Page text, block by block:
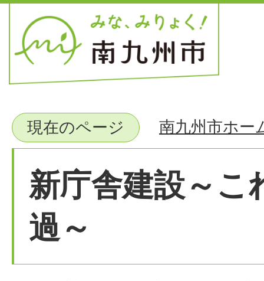
現在のページ 南九州市ホー
新庁舎建設～こ
過～